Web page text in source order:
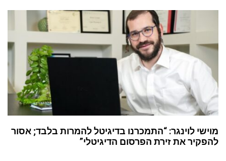
מוישי לוינגר: “התמכרנו בדיגיטל להמרות בלבד; אסור
להפקיר את זירת הפרסום הדיגיטלי”